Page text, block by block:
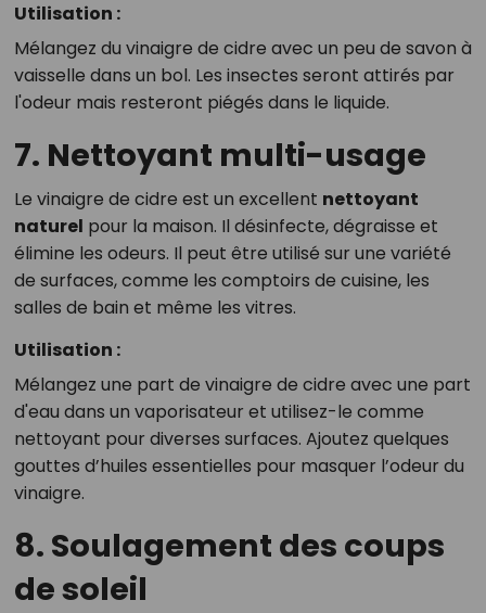
Utilisation :
Mélangez du vinaigre de cidre avec un peu de savon à
vaisselle dans un bol. Les insectes seront attirés par
l'odeur mais resteront piégés dans le liquide.
7. Nettoyant multi-usage
Le vinaigre de cidre est un excellent nettoyant
naturel pour la maison. Il désinfecte, dégraisse et
élimine les odeurs. Il peut être utilisé sur une variété
de surfaces, comme les comptoirs de cuisine, les
salles de bain et même les vitres.
Utilisation :
Mélangez une part de vinaigre de cidre avec une part
d'eau dans un vaporisateur et utilisez-le comme
nettoyant pour diverses surfaces. Ajoutez quelques
gouttes d’huiles essentielles pour masquer l’odeur du
vinaigre.
8. Soulagement des coups
de soleil